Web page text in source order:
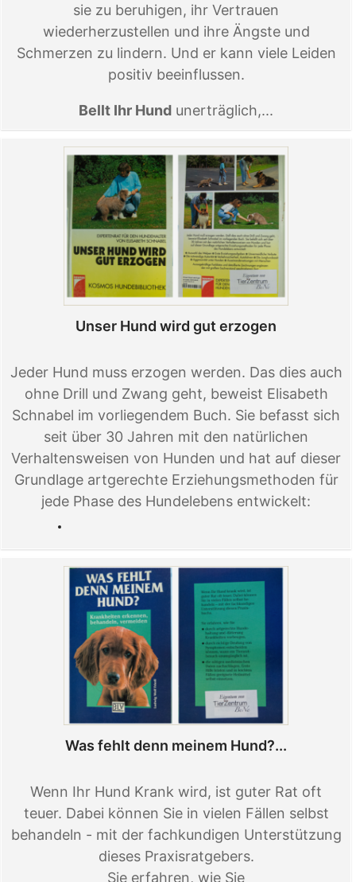
sie zu beruhigen, ihr Vertrauen
wiederherzustellen und ihre Ängste und
Schmerzen zu lindern. Und er kann viele Leiden
positiv beeinflussen.
Bellt Ihr Hund unerträglich,...
Unser Hund wird gut erzogen
Jeder Hund muss erzogen werden. Das dies auch
ohne Drill und Zwang geht, beweist Elisabeth
Schnabel im vorliegendem Buch. Sie befasst sich
seit über 30 Jahren mit den natürlichen
Verhaltensweisen von Hunden und hat auf dieser
Grundlage artgerechte Erziehungsmethoden für
jede Phase des Hundelebens entwickelt:
Was fehlt denn meinem Hund?...
Wenn Ihr Hund Krank wird, ist guter Rat oft
teuer. Dabei können Sie in vielen Fällen selbst
behandeln - mit der fachkundigen Unterstützung
dieses Praxisratgebers.
Sie erfahren, wie Sie